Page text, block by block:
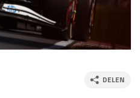
za 13:00 - 15:00
DELEN